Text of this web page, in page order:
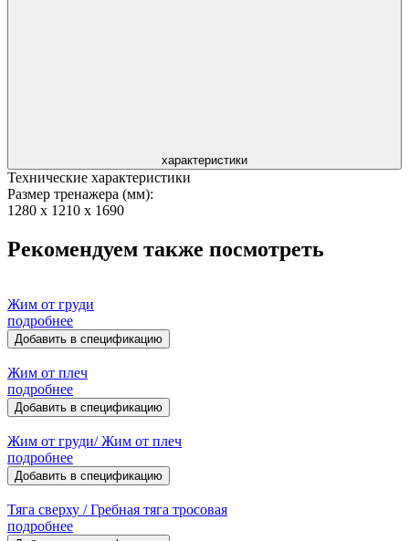
характеристики
Технические характеристики
Размер тренажера (мм):
1280 х 1210 х 1690
Рекомендуем также посмотреть
Жим от груди
подробнее
Добавить в спецификацию
Жим от плеч
подробнее
Добавить в спецификацию
Жим от груди/ Жим от плеч
подробнее
Добавить в спецификацию
Тяга сверху / Гребная тяга тросовая
подробнее